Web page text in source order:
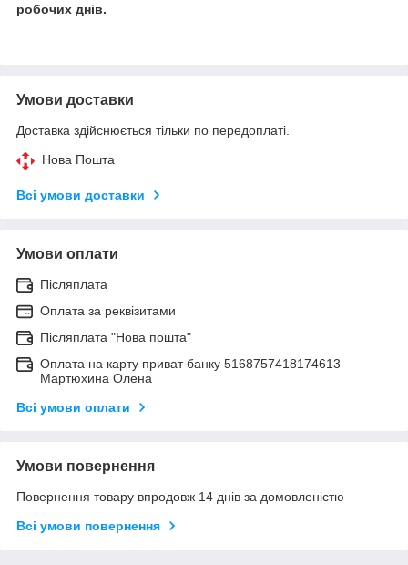
робочих днів.
Умови доставки
Доставка здійснюється тільки по передоплаті.
Нова Пошта
Всі умови доставки
Умови оплати
Післяплата
Оплата за реквізитами
Післяплата "Нова пошта"
Оплата на карту приват банку 5168757418174613
Мартюхина Олена
Всі умови оплати
Умови повернення
Повернення товару впродовж 14 днів за домовленістю
Всі умови повернення